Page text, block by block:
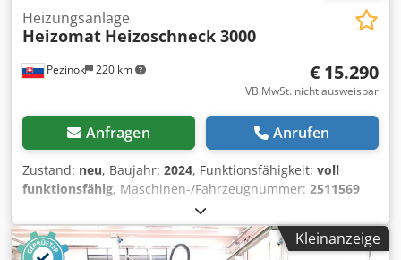
Pezinok 220 km
Heizungsanlage
Heizomat Heizoschneck 3000
€ 15.290
VB MwSt. nicht ausweisbar
Anfragen Anrufen
Zustand: neu, Baujahr: 2024, Funktionsfähigkeit: voll
funktionsfähig, Maschinen-/Fahrzeugnummer: 2511569
1.460 kg
Dokumentation/Handbuch, Ich biete zum Verkauf ein
neues (Herstellungsjahr 2024) und unbenutztesKleinanzeige